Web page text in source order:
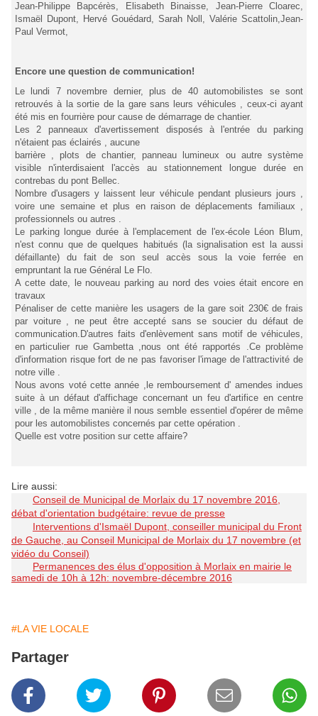
Jean-Philippe Bapcérès, Elisabeth Binaisse, Jean-Pierre Cloarec,
Ismaël Dupont, Hervé Gouédard, Sarah Noll, Valérie Scattolin,Jean-
Paul Vermot,
Encore une question de communication!
Le lundi 7 novembre dernier, plus de 40 automobilistes se sont
retrouvés à la sortie de la gare sans leurs véhicules , ceux-ci ayant
été mis en fourrière pour cause de démarrage de chantier.
Les 2 panneaux d'avertissement disposés à l'entrée du parking
n'étaient pas éclairés , aucune
barrière , plots de chantier, panneau lumineux ou autre système
visible n'interdisaient l'accès au stationnement longue durée en
contrebas du pont Bellec.
Nombre d'usagers y laissent leur véhicule pendant plusieurs jours ,
voire une semaine et plus en raison de déplacements familiaux ,
professionnels ou autres .
Le parking longue durée à l'emplacement de l'ex-école Léon Blum,
n'est connu que de quelques habitués (la signalisation est la aussi
défaillante) du fait de son seul accès sous la voie ferrée en
empruntant la rue Général Le Flo.
A cette date, le nouveau parking au nord des voies était encore en
travaux
Pénaliser de cette manière les usagers de la gare soit 230€ de frais
par voiture , ne peut être accepté sans se soucier du défaut de
communication.D'autres faits d'enlèvement sans motif de véhicules,
en particulier rue Gambetta ,nous ont été rapportés .Ce problème
d'information risque fort de ne pas favoriser l'image de l'attractivité de
notre ville .
Nous avons voté cette année ,le remboursement d' amendes indues
suite à un défaut d'affichage concernant un feu d'artifice en centre
ville , de la même manière il nous semble essentiel d'opérer de même
pour les automobilistes concernés par cette opération .
Quelle est votre position sur cette affaire?
Lire aussi:
Conseil de Municipal de Morlaix du 17 novembre 2016,
débat d'orientation budgétaire: revue de presse
Interventions d'Ismaël Dupont, conseiller municipal du Front
de Gauche, au Conseil Municipal de Morlaix du 17 novembre (et
vidéo du Conseil)
Permanences des élus d'opposition à Morlaix en mairie le
samedi de 10h à 12h: novembre-décembre 2016
#LA VIE LOCALE
Partager